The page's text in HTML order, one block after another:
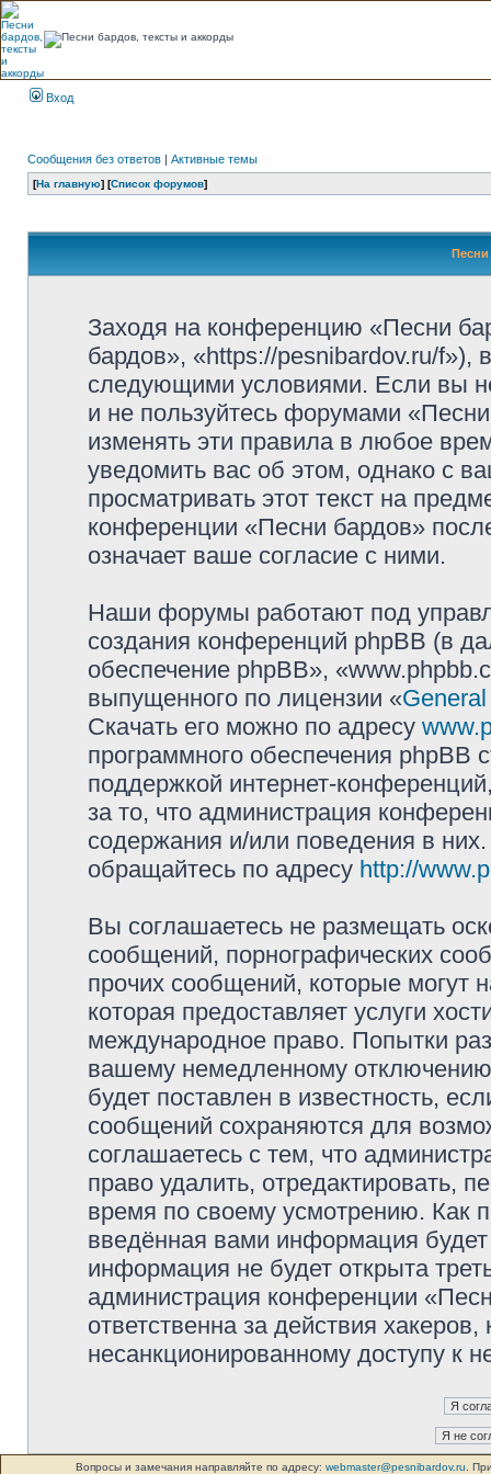
Вход
Сообщения без ответов | Активные темы
[На главную] [Список форумов]
Песни
Заходя на конференцию «Песни
бардов», «https://pesnibardov.ru/f»),
следующими условиями. Если вы
и не пользуйтесь форумами
изменять эти правила в любое
уведомить вас об этом, однако с
просматривать этот текст на
конференции «Песни бардов»
означает ваше согласие с ними.
Наши форумы работают под
создания конференций phpBB (в
обеспечение phpBB»,
выпущенного по лицензии «
Скачать его можно по адресу
программного обеспечения phpBB
поддержкой интернет-
за то, что администрация
содержания и/или поведения в
обращайтесь по адресу http://
Вы соглашаетесь не размещать
сообщений, порнографических
прочих сообщений, которые могут
которая предоставляет услуги
международное право. Попытки
вашему немедленному
будет поставлен в известность,
сообщений сохраняются для
соглашаетесь с тем, что
право удалить, отредактировать,
время по своему усмотрению. Как
введённая вами информация
информация не будет открыта
администрация конференции
ответственна за действия
несанкционированному доступу к
Вопросы и замечания направляйте по адресу: webmaster@pesnibardov.ru .